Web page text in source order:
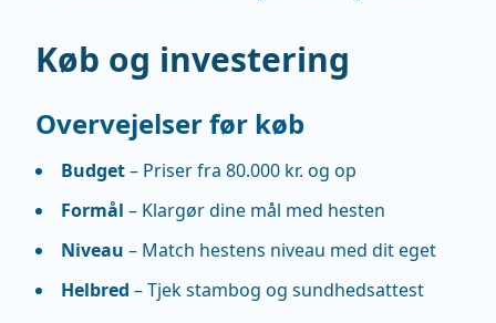
Køb og investering
Overvejelser før køb
Budget– Priser fra 80.000 kr. og op
Formål – Klargør dine mål med hesten
Niveau – Match hestens niveau med dit eget
Helbred – Tjek stambog og sundhedsattest